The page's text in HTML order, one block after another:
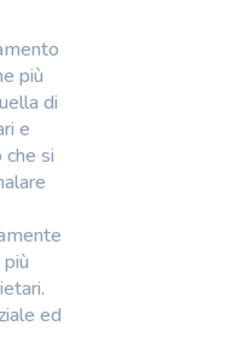
più
di
e
si
ed